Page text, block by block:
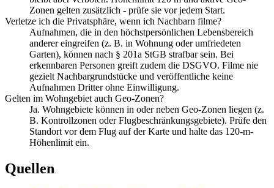
Zonen gelten zusätzlich - prüfe sie vor jedem Start.
Verletze ich die Privatsphäre, wenn ich Nachbarn filme?
Aufnahmen, die in den höchstpersönlichen Lebensbereich
anderer eingreifen (z. B. in Wohnung oder umfriedeten
Garten), können nach § 201a StGB strafbar sein. Bei
erkennbaren Personen greift zudem die DSGVO. Filme nie
gezielt Nachbargrundstücke und veröffentliche keine
Aufnahmen Dritter ohne Einwilligung.
Gelten im Wohngebiet auch Geo-Zonen?
Ja. Wohngebiete können in oder neben Geo-Zonen liegen (z.
B. Kontrollzonen oder Flugbeschränkungsgebiete). Prüfe den
Standort vor dem Flug auf der Karte und halte das 120-m-
Höhenlimit ein.
Quellen